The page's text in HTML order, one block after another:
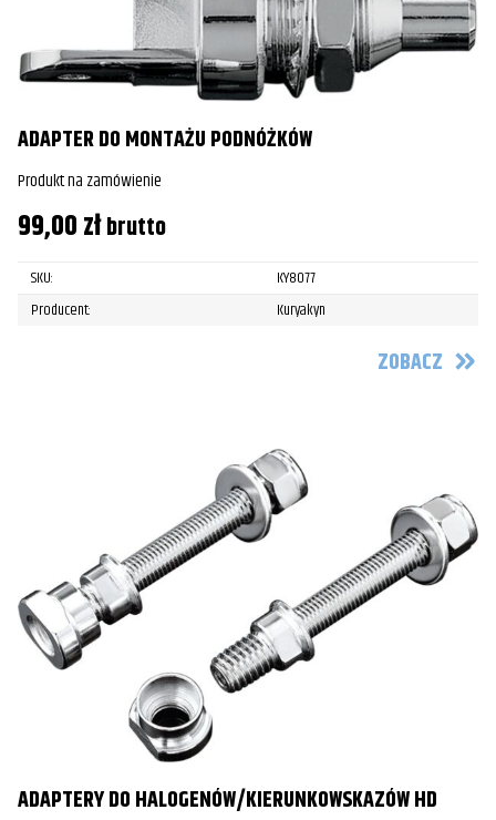
ADAPTER DO MONTAŻU PODNÓŻKÓW
Produkt na zamówienie
99,00złbrutto
SKU:
KY8077
Producent:
Kuryakyn
ZOBACZ
ADAPTERY DO HALOGENÓW/KIERUNKOWSKAZÓW HD